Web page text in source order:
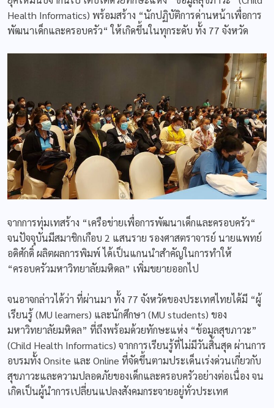
Health Informatics) พร้อมสร้าง “นักปฏิบัติการด่านหน้าเพื่อการ
พัฒนาเด็กและครอบครัว“ ให้เกิดขึ้นในทุกระดับ ทั้ง 77 จังหวัด
จากการทุ่มเทสร้าง “เครือข่ายเพื่อการพัฒนาเด็กและครอบครัว“
จนปัจจุบันมีสมาชิกเกือบ 2 แสนราย รองศาสตราจารย์ นายแพทย์
อดิศักดิ์ ผลิตผลการพิมพ์ ได้เป็นแกนนำสำคัญในการทำให้
“ครอบครัวมหาวิทยาลัยมหิดล” เพิ่มขยายออกไป
จนอาจกล่าวได้ว่า ที่ผ่านมา ทั้ง 77 จังหวัดของประเทศไทยได้มี “ผู้
เรียนรู้ (MU learners) และนักศึกษา (MU students) ของ
มหาวิทยาลัยมหิดล” ที่ถึงพร้อมด้วยทักษะแห่ง “ข้อมูลสุขภาวะ”
(Child Health Informatics) จากการเรียนรู้ที่ไม่มีวันสิ้นสุด ผ่านการ
อบรมทั้ง Onsite และ Online ที่จัดขึ้นตามประเด็นเร่งด่วนเกี่ยวกับ
สุขภาวะและความปลอดภัยของเด็กและครอบครัวอย่างต่อเนื่อง จน
เกิดเป็นผู้นำการเปลี่ยนแปลงสังคมกระจายอยู่ทั่วประเทศ